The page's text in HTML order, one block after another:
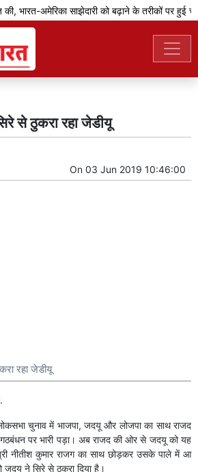
भारत-अमेरिका साझेदारी को बढ़ाने के तरीकों पर हुई चर्चा
से ठुकरा रहा जेडीयू
On 03 Jun 2019 10:46:00
रहा जेडीयू
चुनाव में भाजपा, जदयू और लोजपा का साथ राजद
गठबंधन पर भारी पड़ा। अब राजद की ओर से जदयू को यह
नीतीश कुमार राजग का साथ छोड़कर उसके पाले में आ
ने सिरे से ठुकरा दिया है।